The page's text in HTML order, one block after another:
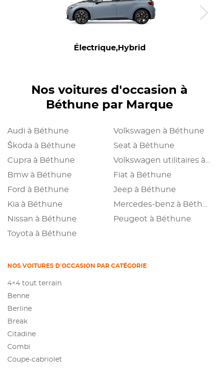
Électrique,Hybrid
Nos voitures d'occasion à
Béthune par Marque
Audi à Béthune
Volkswagen à Béthune
Škoda à Béthune
Seat à Béthune
Cupra à Béthune
Bmw à Béthune
Fiat à Béthune
Ford à Béthune
Jeep à Béthune
Kia à Béthune
Nissan à Béthune
Peugeot à Béthune
Toyota à Béthune
NOS VOITURES D'OCCASION PAR CATÉGORIE
4×4 tout terrain
Benne
Berline
Break
Citadine
Combi
Coupe-cabriolet